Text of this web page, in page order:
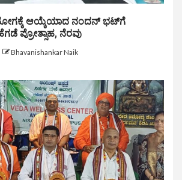
ಆಯ್ಕೆಯಾದ ನಂದನ್ ಭಟ್‌ಗೆ
ಪ್ರೋತ್ಸಾಹ, ನೆರವು
Bhavanishankar Naik